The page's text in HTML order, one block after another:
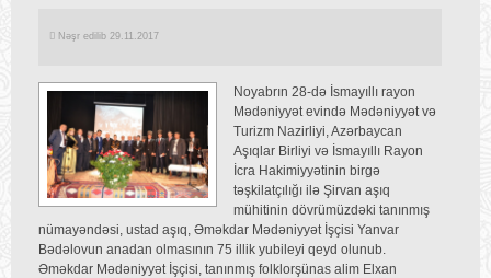
Nəşr edilib 29.11.2017
Noyabrın 28-də İsmayıllı rayon
Mədəniyyət evində Mədəniyyət və
Turizm Nazirliyi, Azərbaycan
Aşıqlar Birliyi və İsmayıllı Rayon
İcra Hakimiyyətinin birgə
təşkilatçılığı ilə Şirvan aşıq
mühitinin dövrümüzdəki tanınmış
nümayəndəsi, ustad aşıq, Əməkdar Mədəniyyət İşçisi Yanvar
Bədəlovun anadan olmasının 75 illik yubileyi qeyd olunub.
Əməkdar Mədəniyyət İşçisi, tanınmış folklorşünas alim Elxan